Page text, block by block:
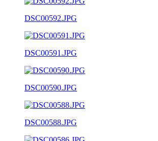
DSC00592.JPG
DSC00591.JPG
DSC00590.JPG
DSC00588.JPG